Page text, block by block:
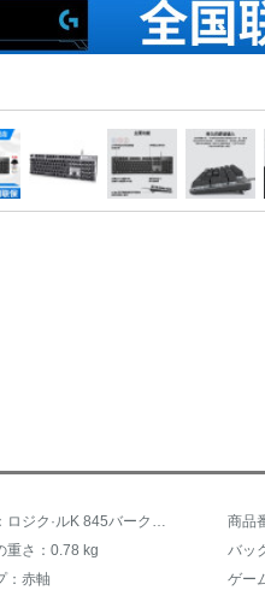
商品名称：ロジク·ルK 845バークレット·メニニカルキーボアド電競食鶏ゲームオフィス有線キーボードk 840/G 610レベルアップ版TTC赤軸 商品
重さ：0.78 kg
バッ
：赤軸
ゲー